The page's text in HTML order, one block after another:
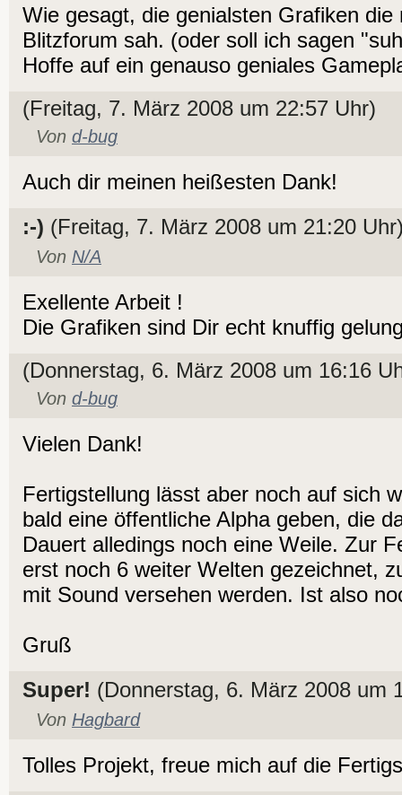
Wie gesagt, die genialsten Grafiken die
Blitzforum sah. (oder soll ich sagen
Hoffe auf ein genauso geniales
(Freitag, 7. März 2008 um 22:57 Uhr)
Von d-bug
Auch dir meinen heißesten Dank!
:-) (Freitag, 7. März 2008 um 21:20
Von N/A
Exellente Arbeit !
Die Grafiken sind Dir echt knuffig
(Donnerstag, 6. März 2008 um 16:16
Von d-bug
Vielen Dank!
Fertigstellung lässt aber noch auf sich
bald eine öffentliche Alpha geben, die
Dauert alledings noch eine Weile. Zur
erst noch 6 weiter Welten gezeichnet,
mit Sound versehen werden. Ist also
Gruß
Super! (Donnerstag, 6. März 2008 um
Von Hagbard
Tolles Projekt, freue mich auf die